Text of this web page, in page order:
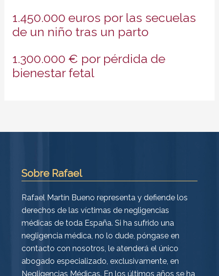
1.450.000 euros por las secuelas
de un niño tras un parto
1.300.000 € por pérdida de
bienestar fetal
Sobre Rafael
Rafael Martín Bueno representa y defiende los
derechos de las víctimas de negligencias
médicas de toda España. Si ha sufrido una
negligencia médica, no lo dude, póngase en
contacto con nosotros, le atenderá el único
abogado especializado, exclusivamente, en
Negligencias Médicas. En los últimos años se ha